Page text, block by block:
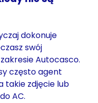
dokonuje
swój
Autocasco.
często agent
takie zdjęcie lub
AC.